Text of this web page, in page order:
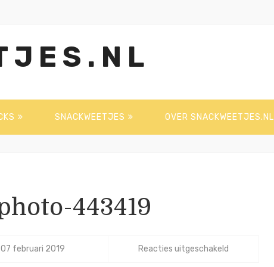
SNACKWEETJES OVER SNACKWEETJES.NL
443419
07 februari 2019 Reacties uitgeschakeld